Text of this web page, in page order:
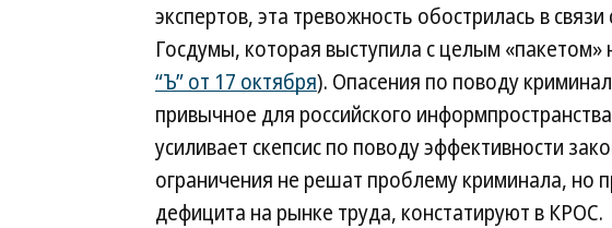
экспертов, эта тревожность обострилась в
Госдумы, которая выступила с целым
“Ъ” от 17 октября). Опасения по поводу
привычное для российского
усиливает скепсис по поводу эффективности
ограничения не решат проблему криминала, но
дефицита на рынке труда, констатируют в КРОС.